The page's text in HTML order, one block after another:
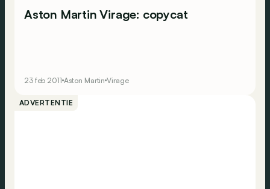
Aston Martin Virage: copycat
23 feb 2011 Aston Martin Virage
ADVERTENTIE